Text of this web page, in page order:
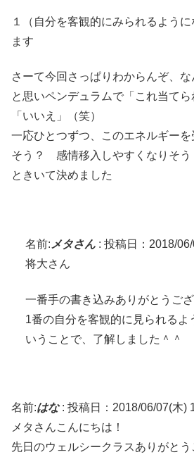
１（自分を客観的にみられるよう
ます
さーて今回さっぱりわからんぞ、
と思いペンデュラムで「これ当て
「いいえ」（笑）
一応ひとつずつ、このエネルギー
そう？ 感情移入しやすくなりそう
ときいて決めました
名前: メタさん : 投稿日：2018/
将大さん
一番手の書き込みありがとうござ
1番の自分を客観的に見られるよ
いうことで、了解しました＾＾
名前:はな: 投稿日：2018/06/07(木)
メタさんこんにちは！
先日のウェルシークラスありがと